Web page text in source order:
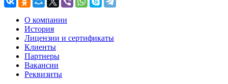
О компании
История
Лицензии и сертификаты
Клиенты
Партнеры
Вакансии
Реквизиты